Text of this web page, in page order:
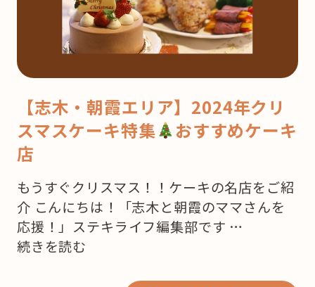
【志木・朝霞エリア】2024年クリ
スマスケーキ特集
おすすめケーキ
店
もうすぐクリスマス！！ケーキの名店をご紹
介 こんにちは！「志木と朝霞のママさんを
応援！」ステキライフ編集部です …
“【志
続きを読む